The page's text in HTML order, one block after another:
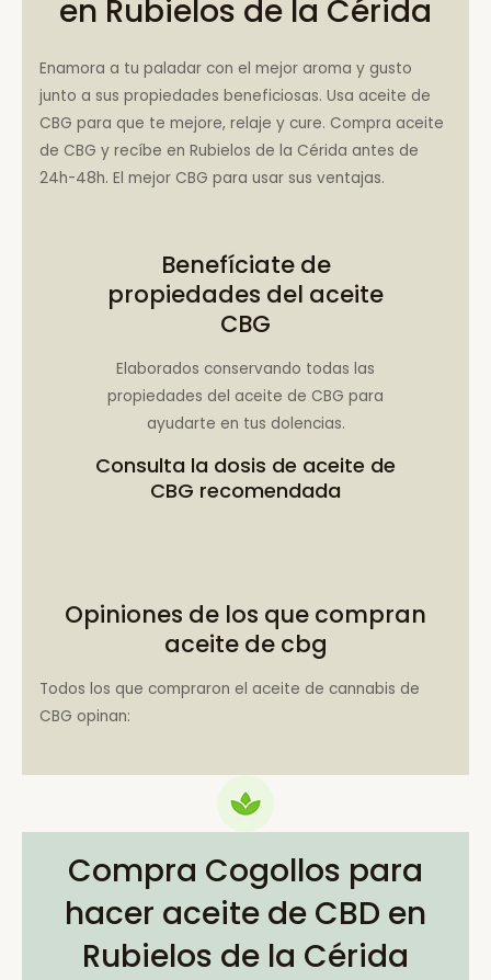
en Rubielos de la Cérida
Enamora a tu paladar con el mejor aroma y gusto
junto a sus propiedades beneficiosas. Usa aceite de
CBG para que te mejore, relaje y cure. Compra aceite
de CBG y recíbe en Rubielos de la Cérida antes de
24h-48h. El mejor CBG para usar sus ventajas.
Benefíciate de
propiedades del aceite
CBG
Elaborados conservando todas las
propiedades del aceite de CBG para
ayudarte en tus dolencias.
Consulta la dosis de aceite de
CBG recomendada
Opiniones de los que compran
aceite de cbg
Todos los que compraron el aceite de cannabis de
CBG opinan:
Compra Cogollos para
hacer aceite de CBD en
Rubielos de la Cérida